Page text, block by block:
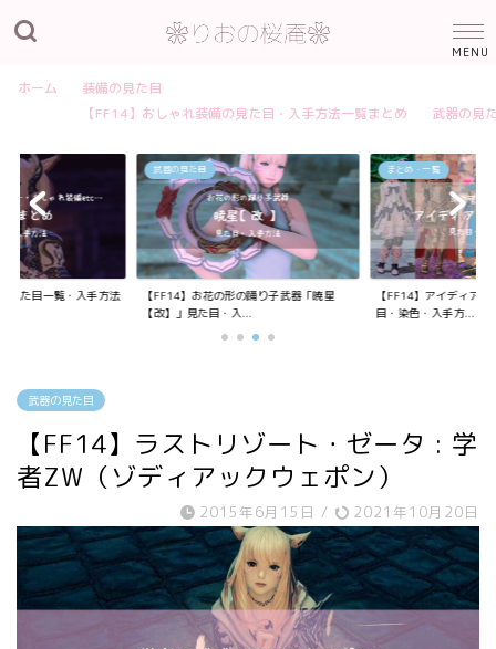
ホーム
装備の見た目
【FF14】おしゃれ装備の見た目・入手方法一覧まとめ
武器の見
見た目一覧・入手方法
武器の見た目
【FF14】お花の形の踊り子武器「暁星
【改】」見た目・入...
まとめ・一覧
【FF14】アイディア
目・染色・入手方...
武器の見た目
【FF14】ラストリゾート・ゼータ : 学
者ZW（ゾディアックウェポン）
2015年6月15日 / 2021年10月20日